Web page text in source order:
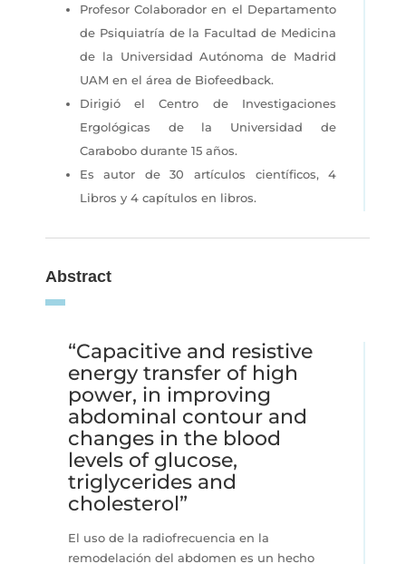
Profesor Colaborador en el Departamento
de Psiquiatría de la Facultad de Medicina
de la Universidad Autónoma de Madrid
UAM en el área de Biofeedback.
Dirigió el Centro de Investigaciones
Ergológicas de la Universidad de
Carabobo durante 15 años.
Es autor de 30 artículos científicos, 4
Libros y 4 capítulos en libros.
Abstract
“Capacitive and resistive
energy transfer of high
power, in improving
abdominal contour and
changes in the blood
levels of glucose,
triglycerides and
cholesterol”
El uso de la radiofrecuencia en la
remodelación del abdomen es un hecho